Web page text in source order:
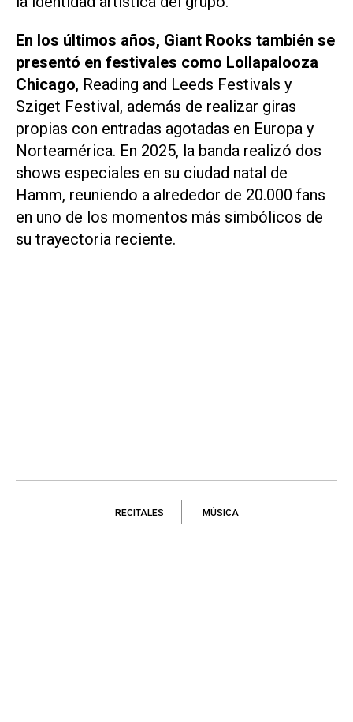
En los últimos años, Giant Rooks también se
presentó en festivales como Lollapalooza
Chicago, Reading and Leeds Festivals y
Sziget Festival, además de realizar giras
propias con entradas agotadas en Europa y
Norteamérica. En 2025, la banda realizó dos
shows especiales en su ciudad natal de
Hamm, reuniendo a alrededor de 20.000 fans
en uno de los momentos más simbólicos de
su trayectoria reciente.
RECITALES MÚSICA